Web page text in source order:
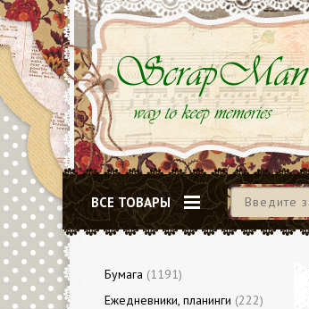
ВСЕ ТОВАРЫ
Бумага (1191)
Ежедневники, планинги (222)